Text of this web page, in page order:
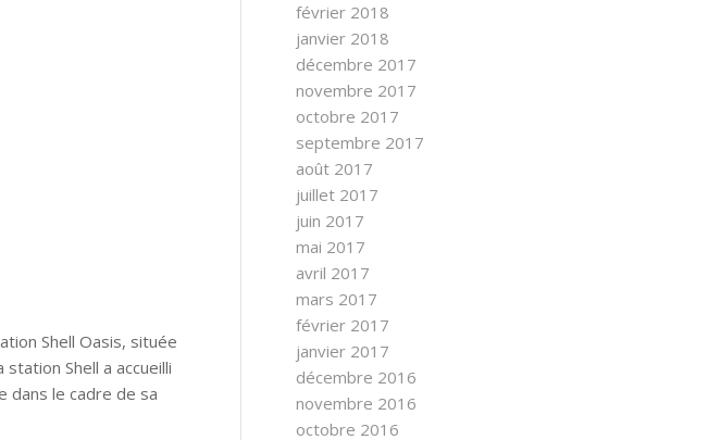
Shell Oasis, située
Shell a accueilli
dans le cadre de sa
février 2018
janvier 2018
décembre 2017
novembre 2017
octobre 2017
septembre 2017
août 2017
juillet 2017
juin 2017
mai 2017
avril 2017
mars 2017
février 2017
janvier 2017
décembre 2016
novembre 2016
octobre 2016